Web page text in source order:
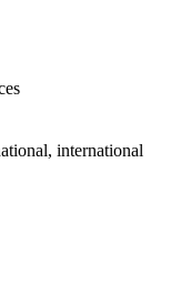
international